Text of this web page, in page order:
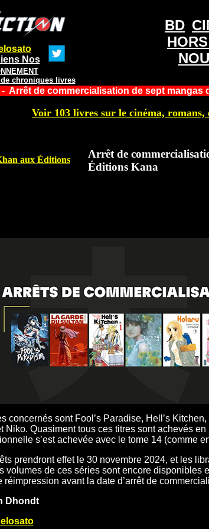
Nos
de chroniques livres
BD
Arrêt de commercialisation de sept mangas
Voir 103 livres sur le cinéma, romans,
aux Éditions
Arrêt de
Éditions Kana
concernés sont Fool’s Paradise, Hell’s
Niko. Quasiment tous ces titres sont achevés
s’est achevée avec le tome 14 (comme
prendront effet le 30 novembre 2024, et les
volumes de ces séries sont encore disponibles
réimpression avant la date d’arrêt de
Dhondt